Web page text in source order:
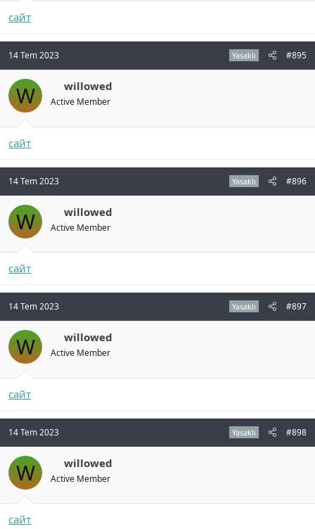
сайт
14 Tem 2023 Yasaklı #895
W willowed
Active Member
сайт
14 Tem 2023 Yasaklı #896
W willowed
Active Member
сайт
14 Tem 2023 Yasaklı #897
W willowed
Active Member
сайт
14 Tem 2023 Yasaklı #898
W willowed
Active Member
сайт